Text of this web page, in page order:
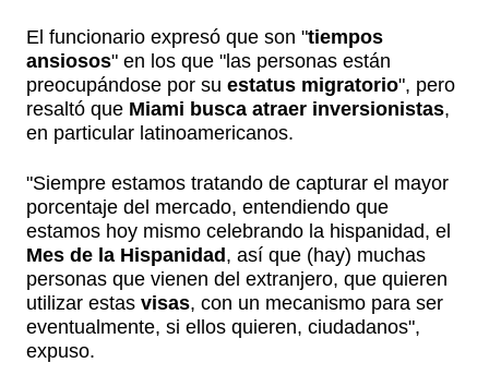
El funcionario expresó que son "tiempos
ansiosos" en los que "las personas están
preocupándose por su estatus migratorio", pero
resaltó que Miami busca atraer inversionistas,
en particular latinoamericanos.
"Siempre estamos tratando de capturar el mayor
porcentaje del mercado, entendiendo que
estamos hoy mismo celebrando la hispanidad, el
Mes de la Hispanidad , así que (hay) muchas
personas que vienen del extranjero, que quieren
utilizar estas visas, con un mecanismo para ser
eventualmente, si ellos quieren, ciudadanos",
expuso.